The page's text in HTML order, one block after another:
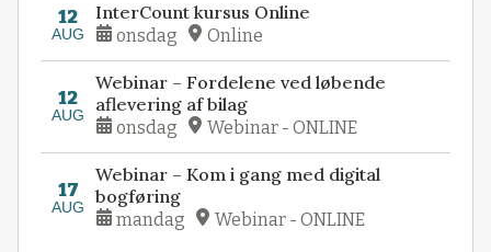
12
AUG
InterCount kursus Online
onsdag Online
12
AUG
Webinar – Fordelene ved løbende
aflevering af bilag
onsdag Webinar - ONLINE
17
AUG
Webinar – Kom i gang med digital
bogføring
mandag Webinar - ONLINE